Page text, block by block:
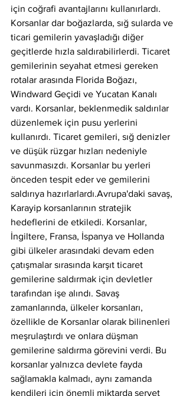
için coğrafi avantajlarını kullanırlardı.
Korsanlar dar boğazlarda, sığ sularda ve
ticari gemilerin yavaşladığı diğer
geçitlerde hızla saldırabilirlerdi. Ticaret
gemilerinin seyahat etmesi gereken
rotalar arasında Florida Boğazı,
Windward Geçidi ve Yucatan Kanalı
vardı. Korsanlar, beklenmedik saldırılar
düzenlemek için pusu yerlerini
kullanırdı. Ticaret gemileri, sığ denizler
ve düşük rüzgar hızları nedeniyle
savunmasızdı. Korsanlar bu yerleri
önceden tespit eder ve gemilerini
saldırıya hazırlarlardı.Avrupa'daki savaş,
Karayip korsanlarının stratejik
hedeflerini de etkiledi. Korsanlar,
İngiltere, Fransa, İspanya ve Hollanda
gibi ülkeler arasındaki devam eden
çatışmalar sırasında karşıt ticaret
gemilerine saldırmak için devletler
tarafından işe alındı. Savaş
zamanlarında, ülkeler korsanları,
özellikle de Korsanlar olarak bilinenleri
meşrulaştırdı ve onlara düşman
gemilerine saldırma görevini verdi. Bu
korsanlar yalnızca devlete fayda
sağlamakla kalmadı, aynı zamanda
kendileri için önemli miktarda servet